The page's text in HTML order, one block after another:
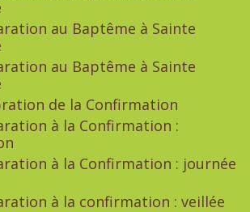
au Baptême à Sainte
au Baptême à Sainte
de la Confirmation
à la Confirmation :
à la Confirmation : journée
à la confirmation : veillée